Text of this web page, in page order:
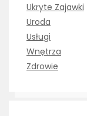
Ukryte Zajawki
Uroda
Usługi
Wnętrza
Zdrowie